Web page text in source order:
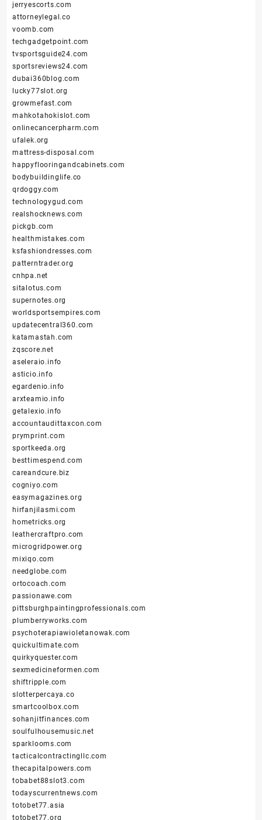
jerryescorts.com
attorneylegal.co
voomb.com
techgadgetpoint.com
tvsportsguide24.com
sportsreviews24.com
dubai360blog.com
lucky77slot.org
growmefast.com
mahkotahokislot.com
onlinecancerpharm.com
ufalek.org
mattress-disposal.com
happyflooringandcabinets.com
bodybuildinglife.co
qrdoggy.com
technologygud.com
realshocknews.com
pickgb.com
healthmistakes.com
ksfashiondresses.com
patterntrader.org
cnhpa.net
sitalotus.com
supernotes.org
worldsportsempires.com
updatecentral360.com
katamastah.com
zqscore.net
aseleraio.info
asticio.info
egardenio.info
arxteamio.info
getalexio.info
accountaudittaxcon.com
prymprint.com
sportkeeda.org
besttimespend.com
careandcure.biz
cogniyo.com
easymagazines.org
hirfanjilasmi.com
hometricks.org
leathercraftpro.com
microgridpower.org
mixiqo.com
needglobe.com
ortocoach.com
passionawe.com
pittsburghpaintingprofessionals.com
plumberryworks.com
psychoterapiawioletanowak.com
quickultimate.com
quirkyquester.com
sexmedicineformen.com
shiftripple.com
slotterpercaya.co
smartcoolbox.com
sohanjitfinances.com
soulfulhousemusic.net
sparklooms.com
tacticalcontractingllc.com
thecapitalpowers.com
tobabet88slot3.com
todayscurrentnews.com
totobet77.asia
totobet77.org